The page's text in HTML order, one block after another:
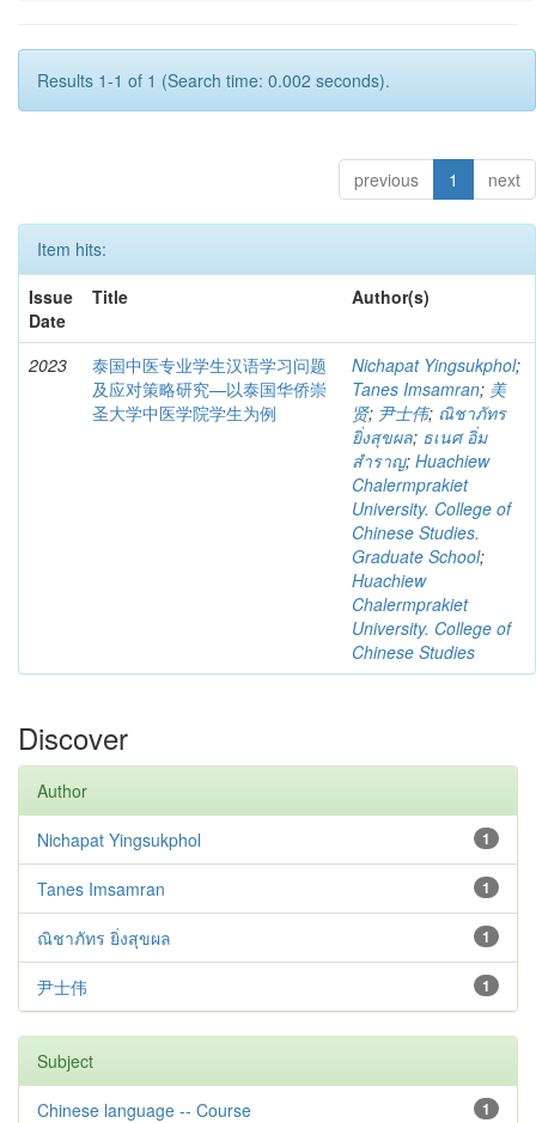
Results 1-1 of 1 (Search time: 0.002 seconds).
previous 1 next
Item hits:
Issue
Date
Title Author(s)
2023
泰国中医专业学生汉语学习问题
及应对策略研究—以泰国华侨崇
圣大学中医学院学生为例
Nichapat Yingsukphol;
Tanes Imsamran; 美
贤; 尹士伟; ณิชาภัทร
ยิ่งสุขผล; ธเนศ อิ่ม
สำราญ; Huachiew
Chalermprakiet
University. College of
Chinese Studies.
Graduate School;
Huachiew
Chalermprakiet
University. College of
Chinese Studies
Discover
Author
1
Nichapat Yingsukphol
1
Tanes Imsamran
1
ณิชาภัทร ยิ่งสุขผล
1
尹士伟
Subject
1
Chinese language -- Course